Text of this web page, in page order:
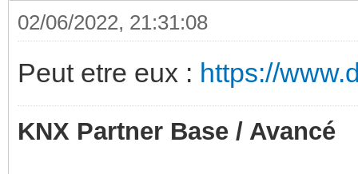
02/06/2022, 21:31:08
Peut etre eux : https://
KNX Partner Base / Avancé